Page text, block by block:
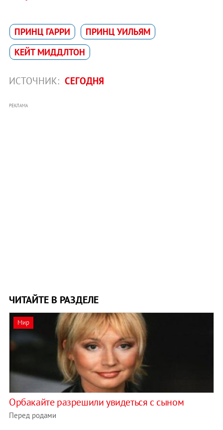
ПРИНЦ ГАРРИ
ПРИНЦ УИЛЬЯМ
КЕЙТ МИДДЛТОН
ИСТОЧНИК: СЕГОДНЯ
РЕКЛАМА
ЧИТАЙТЕ В РАЗДЕЛЕ
Мир
Орбакайте разрешили увидеться с сыном
Перед родами